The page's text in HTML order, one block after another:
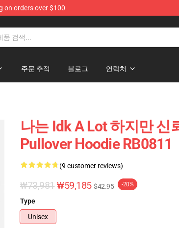
on orders over $100
주문 추적 블로그 연락처
나는 Idk A Lot 하지만 신
Pullover Hoodie RB0811
(9 customer reviews)
₩73,981 ₩59,185 $42.95 -20%
Type
Unisex